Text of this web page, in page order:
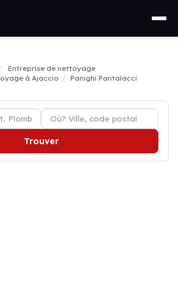
Entreprise de nettoyage
à Ajaccio
Panighi Pantalacci
Trouver